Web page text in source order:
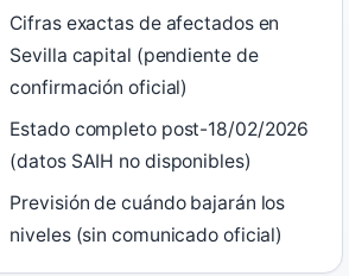
Cifras exactas de afectados en
Sevilla capital (pendiente de
confirmación oficial)
Estado completo post-18/02/2026
(datos SAIH no disponibles)
Previsión de cuándo bajarán los
niveles (sin comunicado oficial)